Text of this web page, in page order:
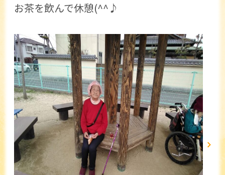
お茶を飲んで休憩(^^♪